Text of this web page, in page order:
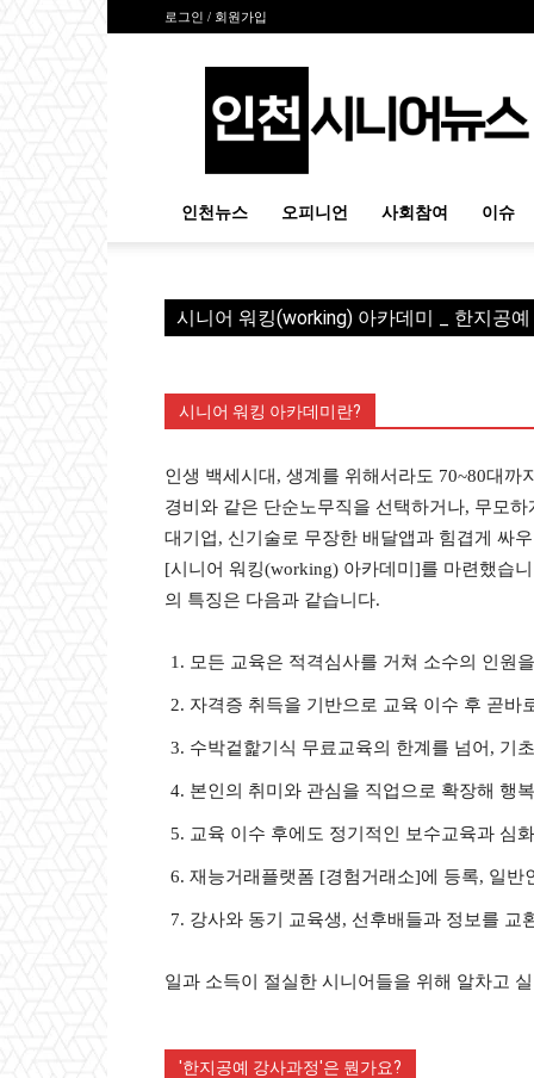
로그인 / 회원가입
시
인천뉴스 오피니언 사회참여 이슈
시니어 워킹(working) 아카데미 _ 한지공
시니어 워킹 아카데미란?
인생 백세시대, 생계를 위해서라도 70~80대
경비와 같은 단순노무직을 선택하거나, 무모
대기업, 신기술로 무장한 배달앱과 힘겹게 싸
[시니어 워킹(working) 아카데미]를 마련했습
의 특징은 다음과 같습니다.
모든 교육은 적격심사를 거쳐 소수의 인원
자격증 취득을 기반으로 교육 이수 후 곧바
수박겉핥기식 무료교육의 한계를 넘어, 기
본인의 취미와 관심을 직업으로 확장해 행
교육 이수 후에도 정기적인 보수교육과 심
재능거래플랫폼 [경험거래소]에 등록, 일
강사와 동기 교육생, 선후배들과 정보를 교
일과 소득이 절실한 시니어들을 위해 알차고
'한지공예 강사과정'은 뭔가요?